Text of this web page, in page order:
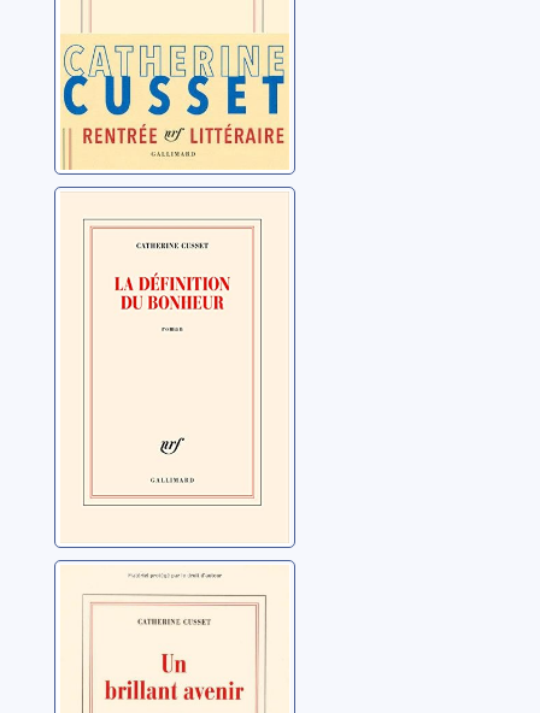
La définition du
bonheur
Cusset, Catherine
Un brillant avenir
Cusset, Catherine